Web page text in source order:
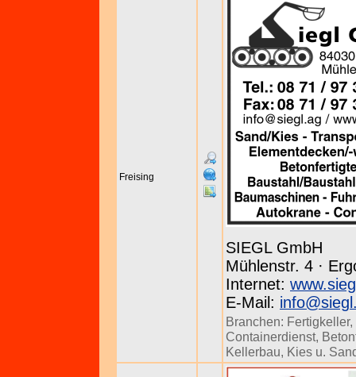
Freising
SIEGL GmbH
Mühlenstr. 4 ·
Internet:
E-Mail:
Branchen: Fertigkeller,
Containerdienst,
Kellerbau, Kies u.